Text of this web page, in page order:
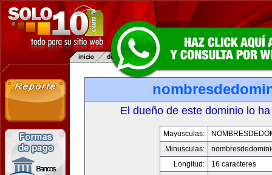
El dueño de este dominio lo
Mayusculas:
Minusculas:
Longitud:
16 caracteres